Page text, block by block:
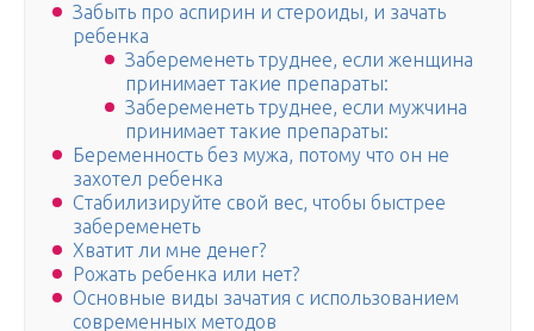
Забыть про аспирин и стероиды, и зачать
ребенка
Забеременеть труднее, если женщина
принимает такие препараты:
Забеременеть труднее, если мужчина
принимает такие препараты:
Беременность без мужа, потому что он не
захотел ребенка
Стабилизируйте свой вес, чтобы быстрее
забеременеть
Хватит ли мне денег?
Рожать ребенка или нет?
Основные виды зачатия с использованием
современных методов